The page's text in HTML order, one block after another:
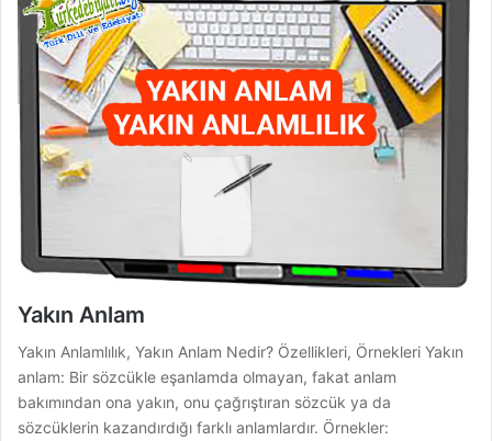
Yakın Anlam
Yakın Anlamlılık, Yakın Anlam Nedir? Özellikleri, Örnekleri Yakın
anlam: Bir sözcükle eşanlamda olmayan, fakat anlam
bakımından ona yakın, onu çağrıştıran sözcük ya da
sözcüklerin kazandırdığı farklı anlamlardır. Örnekler: